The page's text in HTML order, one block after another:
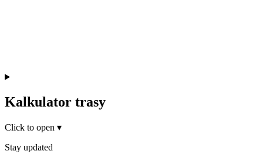
Kalkulator trasy
Click to open ▾
Stay updated